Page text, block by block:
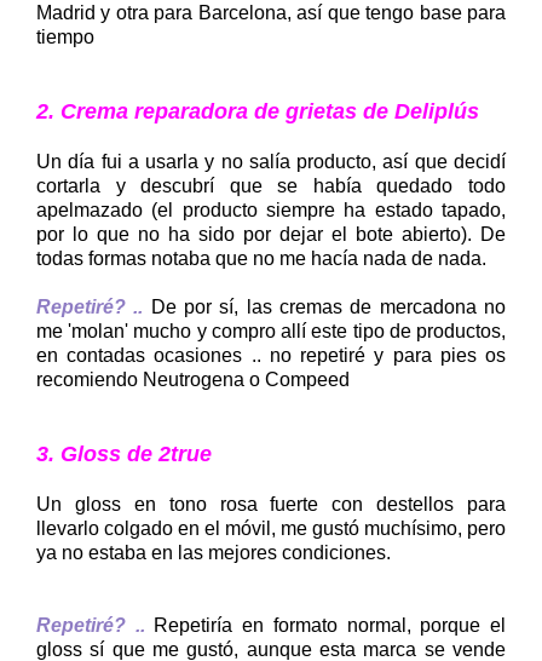
Madrid y otra para Barcelona, así que tengo base para
tiempo
2. Crema reparadora de grietas de Deliplús
Un día fui a usarla y no salía producto, así que decidí
cortarla y descubrí que se había quedado todo
apelmazado (el producto siempre ha estado tapado,
por lo que no ha sido por dejar el bote abierto). De
todas formas notaba que no me hacía nada de nada.
Repetiré? .. De por sí, las cremas de mercadona no
me 'molan' mucho y compro allí este tipo de productos,
en contadas ocasiones .. no repetiré y para pies os
recomiendo Neutrogena o Compeed
3. Gloss de 2true
Un gloss en tono rosa fuerte con destellos para
llevarlo colgado en el móvil, me gustó muchísimo, pero
ya no estaba en las mejores condiciones.
Repetiré? .. Repetiría en formato normal, porque el
gloss sí que me gustó, aunque esta marca se vende